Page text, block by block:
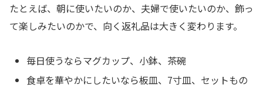
たとえば、朝に使いたいのか、夫婦で使いたいのか、飾っ
て楽しみたいのかで、向く返礼品は大きく変わります。
毎日使うならマグカップ、小鉢、茶碗
食卓を華やかにしたいなら板皿、7寸皿、セットもの